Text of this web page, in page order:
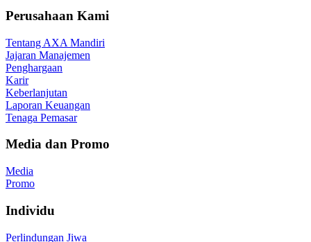
Perusahaan Kami
Tentang AXA Mandiri
Jajaran Manajemen
Penghargaan
Karir
Keberlanjutan
Laporan Keuangan
Tenaga Pemasar
Media dan Promo
Media
Promo
Individu
Perlindungan Jiwa